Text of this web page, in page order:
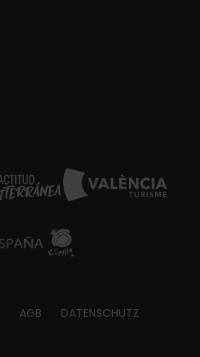
AGB DATENSCHUTZ